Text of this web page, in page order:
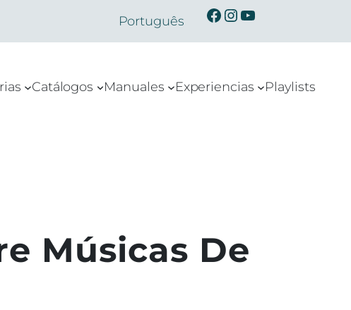
Catálogos Manuales Experiencias Playlists
Português Ibermusicas en Facebook
Ibermusicas en Instagram
Ibermusicas en Youtube
Músicas De